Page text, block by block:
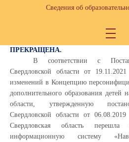
С 1 января 2022 года на территории
«Навигатор дополнительного
РАБОТА В СТАРОЙ СИСТЕМЕ
ПРЕКРАЩЕНА.
В соответствии с
Свердловской области от
изменений в Концепцию
дополнительного образования детей
области, утвержденную
Свердловской области от
Свердловская область
информационную систему
Сведения об